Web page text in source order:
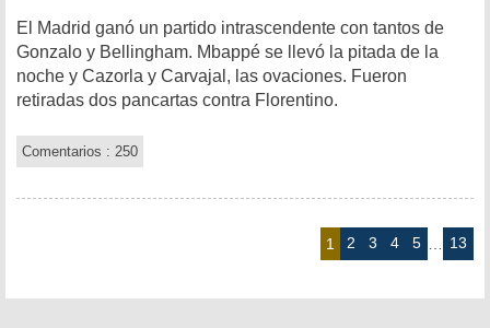
El Madrid ganó un partido intrascendente con tantos de
Gonzalo y Bellingham. Mbappé se llevó la pitada de la
noche y Cazorla y Carvajal, las ovaciones. Fueron
retiradas dos pancartas contra Florentino.
Comentarios : 250
1 2 3 4 5 13